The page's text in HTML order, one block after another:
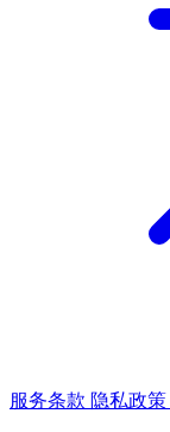
服务条款 隐私政策